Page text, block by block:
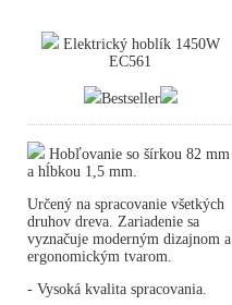
Elektrický hoblík 1450W
EC561
Bestseller
Hobľovanie so šírkou 82 mm
a hĺbkou 1,5 mm.
Určený na spracovanie všetkých
druhov dreva. Zariadenie sa
vyznačuje moderným dizajnom a
ergonomickým tvarom.
- Vysoká kvalita spracovania.